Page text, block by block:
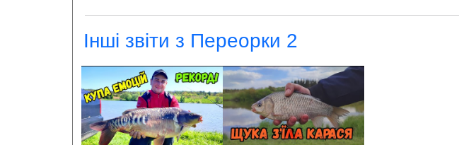
Інші звіти з Переорки 2